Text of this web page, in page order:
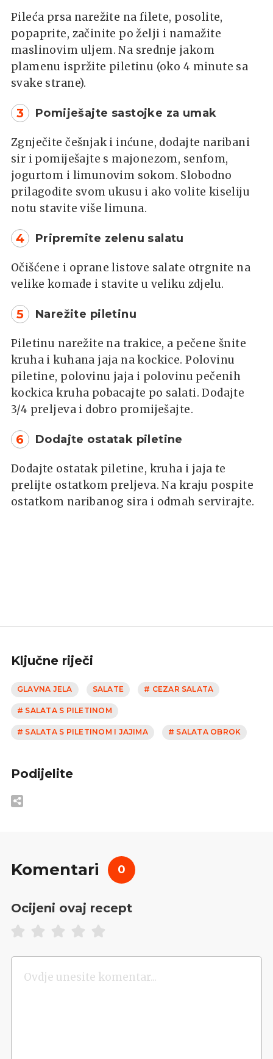
Pileća prsa narežite na filete, posolite,
popaprite, začinite po želji i namažite
maslinovim uljem. Na srednje jakom
plamenu ispržite piletinu (oko 4 minute sa
svake strane).
3 Pomiješajte sastojke za umak
Zgnječite češnjak i inćune, dodajte naribani
sir i pomiješajte s majonezom, senfom,
jogurtom i limunovim sokom. Slobodno
prilagodite svom ukusu i ako volite kiseliju
notu stavite više limuna.
4 Pripremite zelenu salatu
Očišćene i oprane listove salate otrgnite na
velike komade i stavite u veliku zdjelu.
5 Narežite piletinu
Piletinu narežite na trakice, a pečene šnite
kruha i kuhana jaja na kockice. Polovinu
piletine, polovinu jaja i polovinu pečenih
kockica kruha pobacajte po salati. Dodajte
3/4 preljeva i dobro promiješajte.
6 Dodajte ostatak piletine
Dodajte ostatak piletine, kruha i jaja te
prelijte ostatkom preljeva. Na kraju pospite
ostatkom naribanog sira i odmah servirajte.
Ključne riječi
GLAVNA JELA SALATE # CEZAR SALATA
# SALATA S PILETINOM
# SALATA S PILETINOM I JAJIMA # SALATA OBROK
Podijelite
Komentari 0
Ocijeni ovaj recept